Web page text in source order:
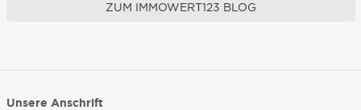
ZUM IMMOWERT123 BLOG
Unsere Anschrift